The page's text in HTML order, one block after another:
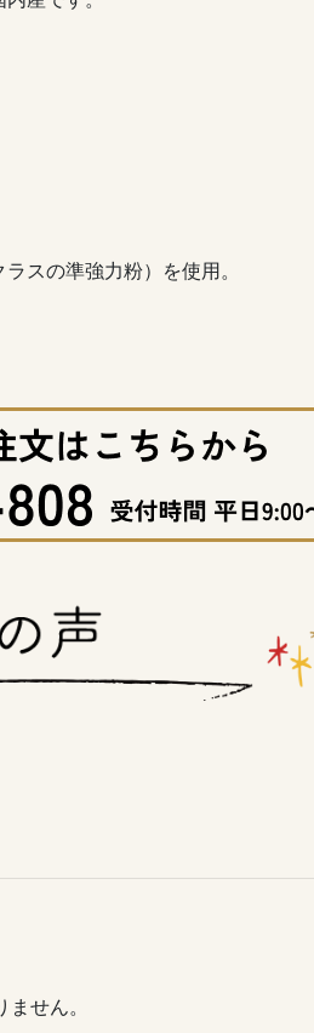
スの準強力粉）を使用。
せん。